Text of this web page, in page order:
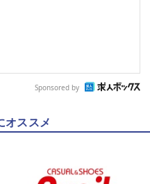
Sponsored by
オススメ